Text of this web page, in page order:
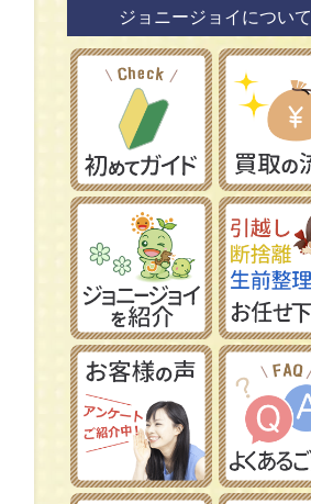
フランス車
タミヤ/田宮模型
ハセガワ/長谷川製作所
フジミ模型/FUJIMI
アオシマ/青島文化教材社
イマイ/IMAI /今井科学
コトブキヤ/壽屋
イタレリ/ITALERI
レベル/Revell
鉄道模型社
レーマン/LGB
Ｎゲージ
ＨＯゲージ
Ｚゲージ
車両パーツ
ストラクチャー
Ｇゲージ
Ｏゲージ
ジョニージョイについて